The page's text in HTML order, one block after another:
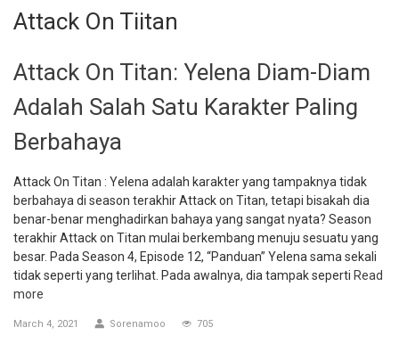
Attack On Tiitan
Attack On Titan: Yelena Diam-Diam
Adalah Salah Satu Karakter Paling
Berbahaya
Attack On Titan : Yelena adalah karakter yang tampaknya tidak
berbahaya di season terakhir Attack on Titan, tetapi bisakah dia
benar-benar menghadirkan bahaya yang sangat nyata? Season
terakhir Attack on Titan mulai berkembang menuju sesuatu yang
besar. Pada Season 4, Episode 12, “Panduan” Yelena sama sekali
tidak seperti yang terlihat. Pada awalnya, dia tampak seperti Read
more
March 4, 2021 Sorenamoo 705